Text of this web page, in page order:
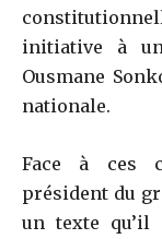
initiative à
Ousmane
nationale.
Face à ces
président du
un texte qu’il